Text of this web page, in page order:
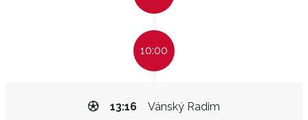
10:00
Vánský Radim
13:16